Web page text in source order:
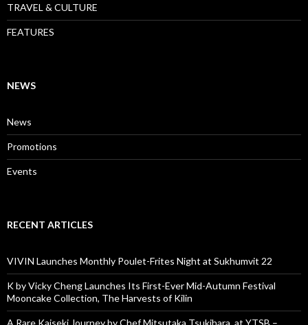
TRAVEL & CULTURE
FEATURES
NEWS
News
Promotions
Events
RECENT ARTICLES
VIVIN Launches Monthly Poulet-Frites Night at Sukhumvit 22
K by Vicky Cheng Launches Its First-Ever Mid-Autumn Festival
Mooncake Collection, The Harvests of Kilin
A Rare Kaiseki Journey by Chef Mitsutaka Tsukihara, at YTSB –